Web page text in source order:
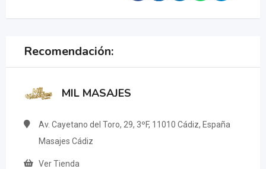
Recomendación:
MIL MASAJES
Av. Cayetano del Toro, 29, 3ºF, 11010 Cádiz, España
Masajes Cádiz
Ver Tienda